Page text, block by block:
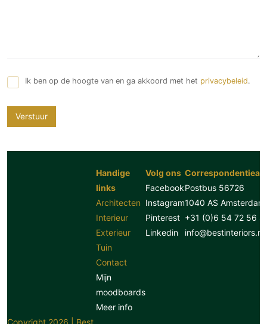
Ik ben op de hoogte van en ga akkoord met het privacybeleid.
Verstuur
Handige
links
Architecten
Interieur
Exterieur
Tuin
Contact
Mijn
moodboards
Meer info
Volg ons
Facebook
Instagram
Pinterest
Linkedin
Postbus 56726
1040 AS Amsterdam
+31 (0)6 54 72 56
info@bestinteriors.nl